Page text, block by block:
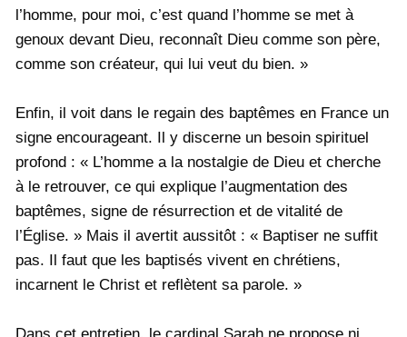
l’homme, pour moi, c’est quand l’homme se met à
genoux devant Dieu, reconnaît Dieu comme son père,
comme son créateur, qui lui veut du bien. »
Enfin, il voit dans le regain des baptêmes en France un
signe encourageant. Il y discerne un besoin spirituel
profond : « L’homme a la nostalgie de Dieu et cherche
à le retrouver, ce qui explique l’augmentation des
baptêmes, signe de résurrection et de vitalité de
l’Église. » Mais il avertit aussitôt : « Baptiser ne suffit
pas. Il faut que les baptisés vivent en chrétiens,
incarnent le Christ et reflètent sa parole. »